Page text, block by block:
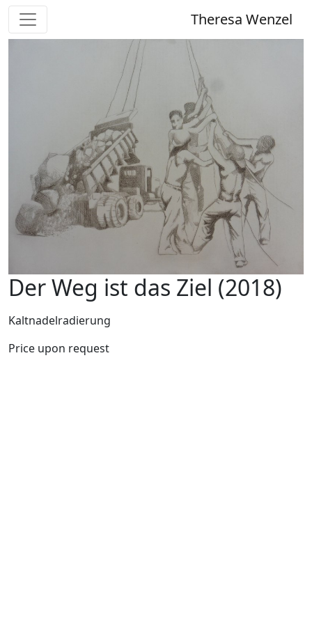
Theresa Wenzel
Der Weg ist das Ziel (2018)
Kaltnadelradierung
Price upon request